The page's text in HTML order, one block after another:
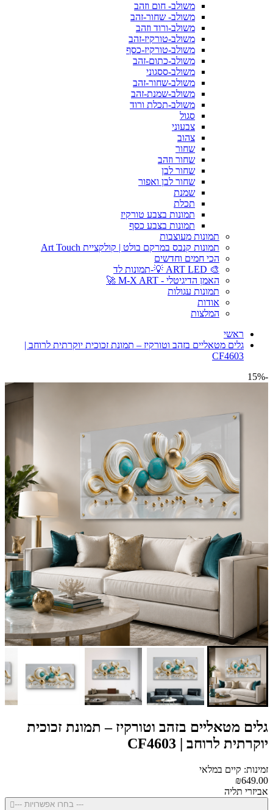
משולב- חום וזהב
משולב- שחור-זהב
משולב-ורוד וזהב
משולב-טורקיז-זהב
משולב-טורקיז-כסף
משולב-כתום-זהב
משולב-ססגוני
משולב-שחור-זהב
משולב-שמנת-זהב
משולב-תכלת ורוד
סגול
צבעוני
צהוב
שחור
שחור וזהב
שחור לבן
שחור לבן ואפור
שמנת
תכלת
תמונות בצבע טורקיז
תמונות בצבע כסף
תמונות מעוצבות
תמונות קנבס במרקם בולט | קולקציית Art Touch
הכי חמים וחדשים
🎨 ART LED 💡-תמונות לד
האמן הדיגיטלי - M-X ART 🚀
תמונות עגולות
אודות
המלצות
ראשי
גלים מטאליים בזהב וטורקיז – תמונת זכוכית יוקרתית לרוחב |
CF4603
-15%
גלים מטאליים בזהב וטורקיז – תמונת זכוכית
יוקרתית לרוחב | CF4603
זמינות: קיים במלאי
₪649.00
אביזרי תליה
--- בחרו אפשרויות ---